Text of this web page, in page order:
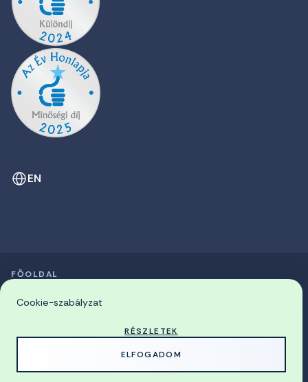
EN
© 2026 Miskolci Egyetem
FŐOLDAL
Cookie-szabályzat
RÉSZLETEK
ELFOGADOM